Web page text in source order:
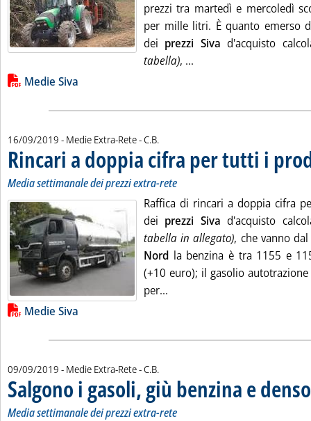
prezzi tra martedì e mercoledì
per mille litri. È quanto emerso
dei prezzi Siva d'acquisto
tabella), ...
Lista allegati PDF alla notizia
Medie Siva
16/09/2019 - Medie Extra-Rete -di:
C.B.
Rincari a doppia cifra per tutti i
Media settimanale dei prezzi extra-rete
Raffica di rincari a doppia cifra
dei prezzi Siva d'acquisto
tabella in allegato), che vanno
Nord la benzina è tra 1155 e
(+10 euro); il gasolio
per...
Lista allegati PDF alla notizia
Medie Siva
09/09/2019 - Medie Extra-Rete -di:
C.B.
Salgono i gasoli, giù benzina e
Media settimanale dei prezzi extra-rete